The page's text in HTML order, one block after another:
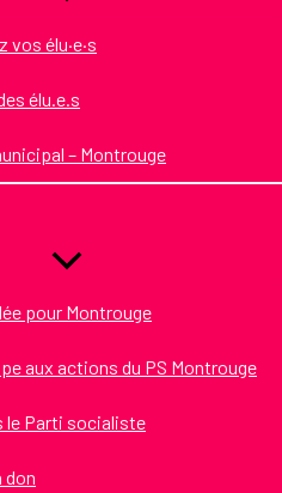
vos élu·e·s
élu.e.s
– Montrouge
pour Montrouge
aux actions du PS Montrouge
le Parti socialiste
don